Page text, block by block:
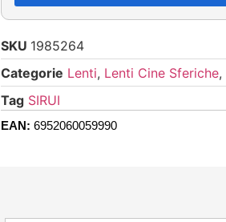
SKU 1985264
Categorie Lenti, Lenti Cine Sferiche,
Tag SIRUI
EAN: 6952060059990